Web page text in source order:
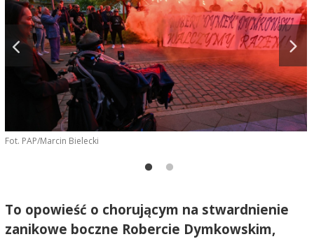
Fot. PAP/Marcin Bielecki
To opowieść o chorującym na stwardnienie
zanikowe boczne Robercie Dymkowskim,